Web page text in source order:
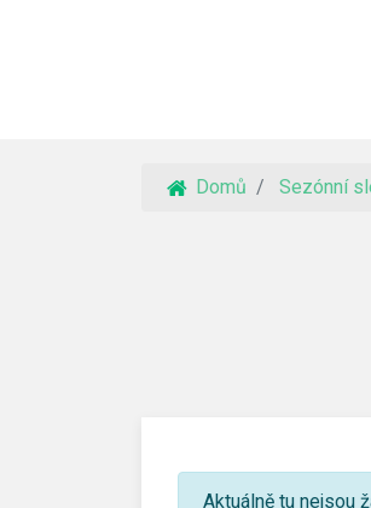
Domů Sezónní
Aktuálně tu nejsou